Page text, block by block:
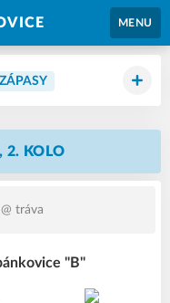
MENU
ZÁPASY
2. KOLO
tráva
"B"